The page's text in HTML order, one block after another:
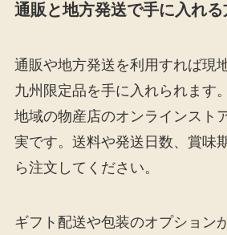
通販と地方発送で手に入れる
通販や地方発送を利用すれば現
九州限定品を手に入れられます
地域の物産店のオンラインスト
実です。送料や発送日数、賞味
ら注文してください。
ギフト配送や包装のオプション